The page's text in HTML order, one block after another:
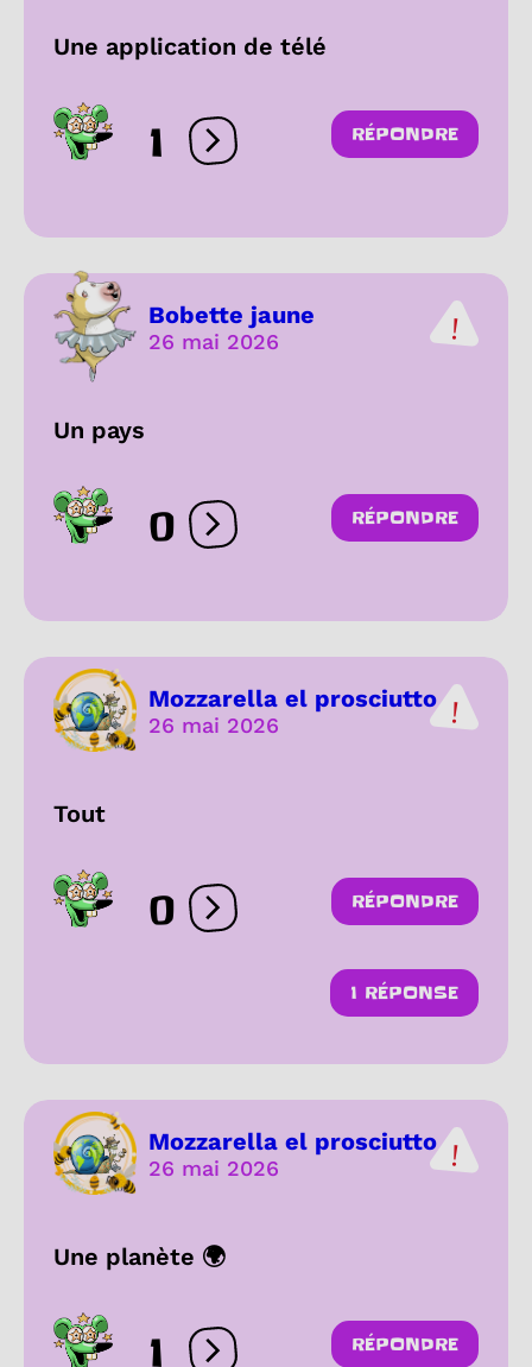
Une application de télé
1 Ouvrir les réactions
RÉPONDRE
Bobette jaune
26 mai 2026
Un pays
0 Ouvrir les réactions
RÉPONDRE
Mozzarella el prosciutto
26 mai 2026
Tout
0 Ouvrir les réactions
RÉPONDRE
1 RÉPONSE
Mozzarella el prosciutto
26 mai 2026
Une planète 🌍
1 Ouvrir les réactions
RÉPONDRE